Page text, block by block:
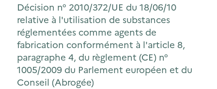
Décision n° 2010/372/UE du 18/06/10
relative à l'utilisation de substances
réglementées comme agents de
fabrication conformément à l'article 8,
paragraphe 4, du règlement (CE) n°
1005/2009 du Parlement européen et du
Conseil (Abrogée)